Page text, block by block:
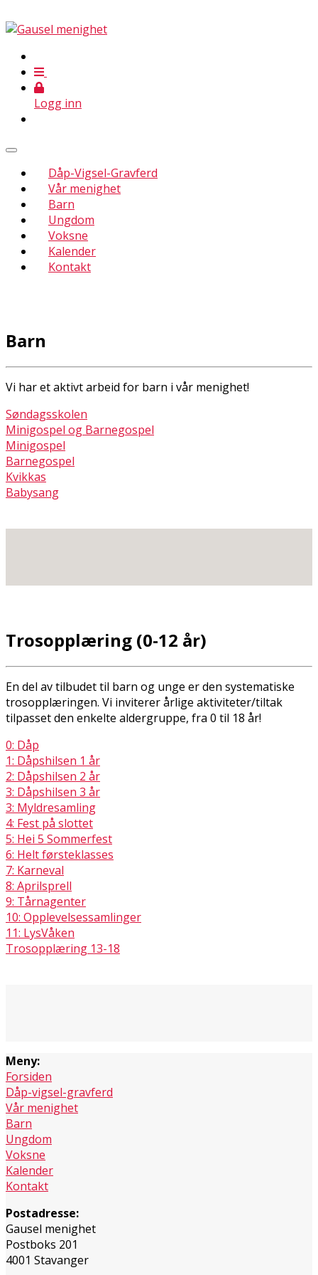
Logg inn
Dåp-Vigsel-Gravferd
Vår menighet
Barn
Ungdom
Voksne
Kalender
Kontakt
Barn
Vi har et aktivt arbeid for barn i vår menighet!
Søndagsskolen
Minigospel og Barnegospel
Minigospel
Barnegospel
Kvikkas
Babysang
Trosopplæring (0-12 år)
En del av tilbudet til barn og unge er den systematiske
trosopplæringen. Vi inviterer årlige aktiviteter/tiltak
tilpasset den enkelte aldergruppe, fra 0 til 18 år!
0: Dåp
1: Dåpshilsen 1 år
2: Dåpshilsen 2 år
3: Dåpshilsen 3 år
3: Myldresamling
4: Fest på slottet
5: Hei 5 Sommerfest
6: Helt førsteklasses
7: Karneval
8: Aprilsprell
9: Tårnagenter
10: Opplevelsessamlinger
11: LysVåken
Trosopplæring 13-18
Meny:
Forsiden
Dåp-vigsel-gravferd
Vår menighet
Barn
Ungdom
Voksne
Kalender
Kontakt
Postadresse:
Gausel menighet
Postboks 201
4001 Stavanger